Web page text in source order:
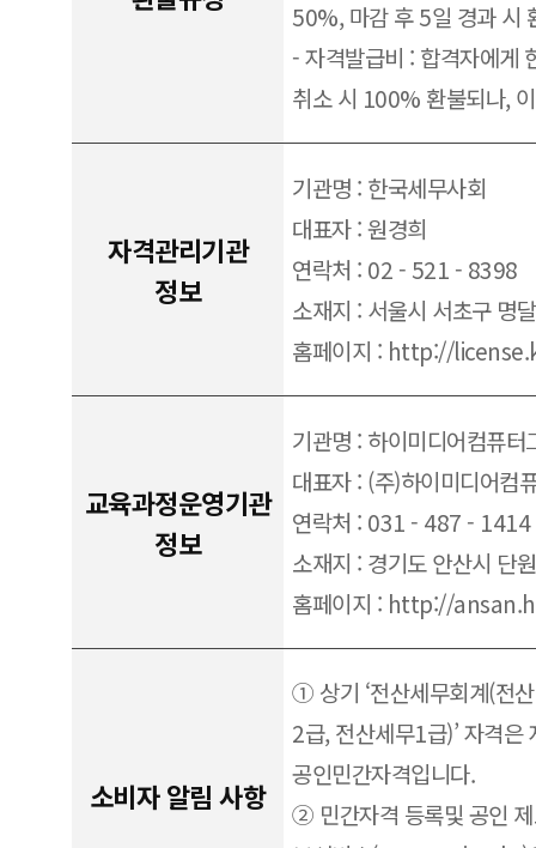
50%, 마감 후 5일 경과 시
- 자격발급비 : 합격자에게
취소 시 100% 환불되나,
자격관리기관
정보
기관명 : 한국세무사회
대표자 : 원경희
연락처 : 02 - 521 - 8398
소재지 : 서울시 서초구 명
홈페이지 : http://
교육과정운영기관
정보
기관명 : 하이미디어컴퓨터
대표자 : (주)하이미디어컴
연락처 : 031 - 487 - 1414
소재지 : 경기도 안산시 단
홈페이지 : http://
소비자 알림 사항
① 상기 ‘전산세무회계(전
2급, 전산세무1급)’ 자격은
공인민간자격입니다.
② 민간자격 등록및 공인